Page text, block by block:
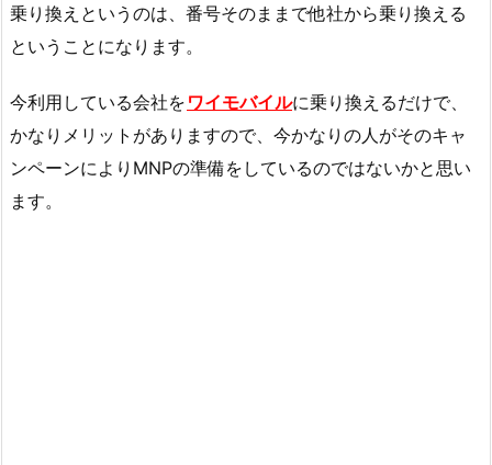
乗り換えというのは、番号そのままで他社から乗り換える
ということになります。
今利用している会社を ワイモバイルに乗り換えるだけで、
かなりメリットがありますので、今かなりの人がそのキャ
ンペーンによりMNPの準備をしているのではないかと思い
ます。